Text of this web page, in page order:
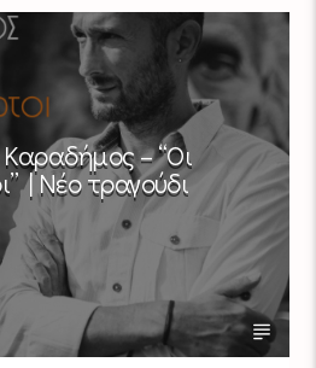
Καραδήμος – “Οι
| Νέο τραγούδι